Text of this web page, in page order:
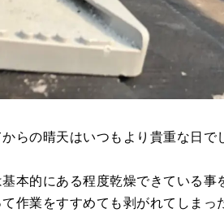
らの晴天はいつもより貴重な日
本的にある程度乾燥できている
作業をすすめても剥がれてしまっ